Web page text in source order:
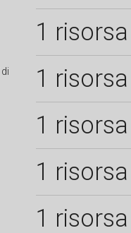
1 risorsa
di 1 risorsa
1 risorsa
1 risorsa
1 risorsa